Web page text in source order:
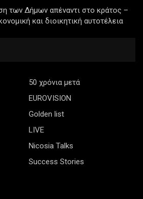
των Δήμων απέναντι στο κράτος –
και διοικητική αυτοτέλεια
50 χρόνια μετά
EUROVISION
Golden list
LIVE
Nicosia Talks
Success Stories